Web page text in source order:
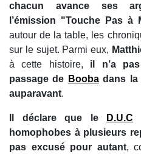
chacun avance ses
l’émission "Touche Pas à
autour de la table, les
sur le sujet. Parmi eux,
à cette histoire, il n’a
passage de Boobadans la
auparavant.
Il déclare que le D.U.C
homophobes à plusieurs
pas excusé pour autant,